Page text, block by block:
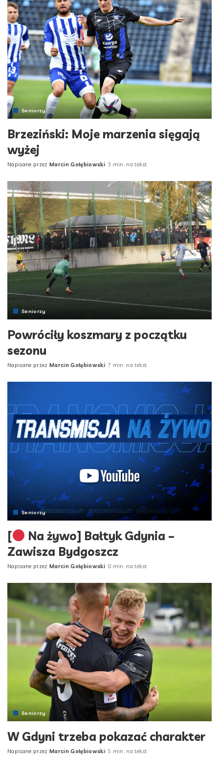
Seniorzy
Brzeziński: Moje marzenia sięgają
wyżej
Posted
Napisane przez Marcin Gołębiowski 3 min. na tekst
Seniorzy
Powróciły koszmary z początku
sezonu
Posted
Napisane przez Marcin Gołębiowski 7 min. na tekst
Seniorzy
[
Na żywo] Bałtyk Gdynia –
Zawisza Bydgoszcz
Posted
Napisane przez Marcin Gołębiowski 0 min. na tekst
Seniorzy
W Gdyni trzeba pokazać charakter
Posted
Napisane przez Marcin Gołębiowski 5 min. na tekst